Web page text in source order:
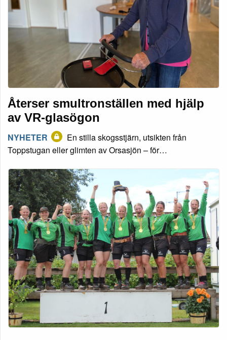
Återser smultronställen med hjälp
av VR-glasögon
NYHETER
En stilla skogsstjärn, utsikten från
Toppstugan eller glimten av Orsasjön – för…